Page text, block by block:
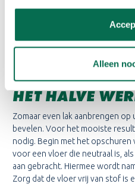
Alleen
Lak is niet te verkrijgen in
echter wel overlakbare oliën.
parketlak.
GOEDE
HET HALVE
Zomaar even lak aanbrengen
bevelen. Voor het mooiste
nodig. Begin met het opschuren
voor een vloer die neutraal is,
aan gebracht. Hiermee wordt
Zorg dat de vloer vrij van stof is